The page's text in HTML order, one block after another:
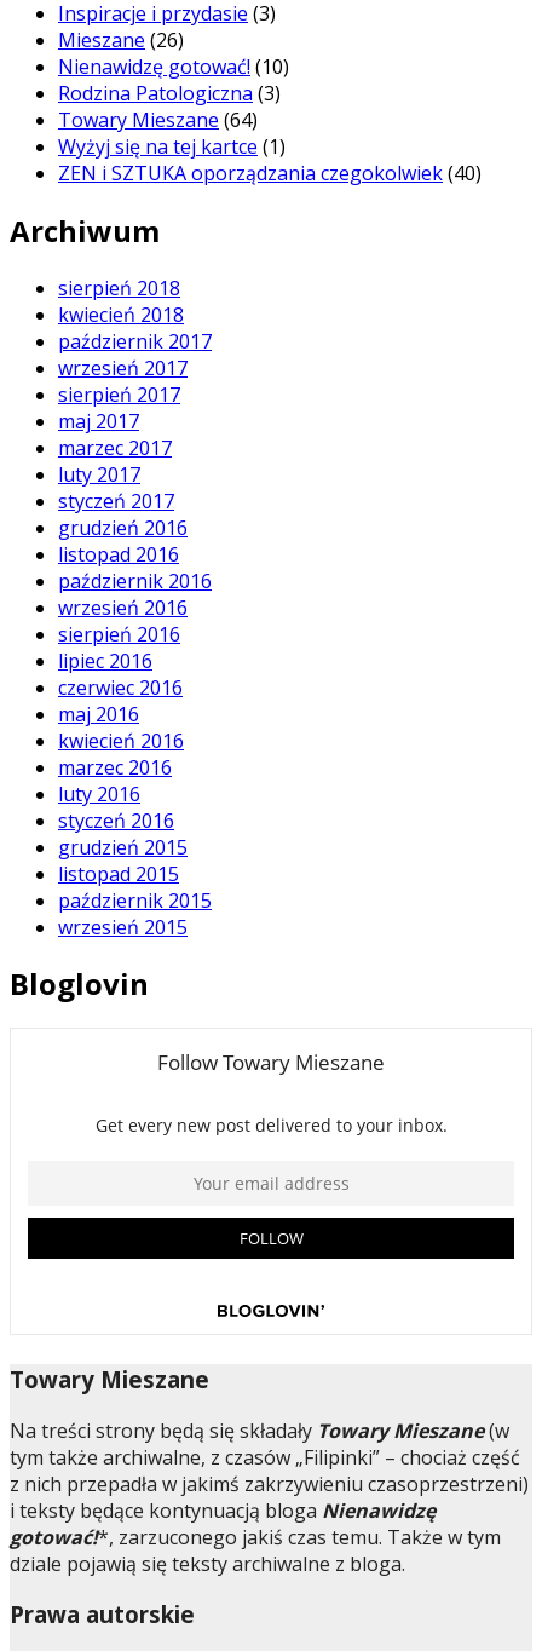
Inspiracje i przydasie (3)
Mieszane (26)
Nienawidzę gotować! (10)
Rodzina Patologiczna (3)
Towary Mieszane (64)
Wyżyj się na tej kartce (1)
ZEN i SZTUKA oporządzania czegokolwiek(40)
Archiwum
sierpień 2018
kwiecień 2018
październik 2017
wrzesień 2017
sierpień 2017
maj 2017
marzec 2017
luty 2017
styczeń 2017
grudzień 2016
listopad 2016
październik 2016
wrzesień 2016
sierpień 2016
lipiec 2016
czerwiec 2016
maj 2016
kwiecień 2016
marzec 2016
luty 2016
styczeń 2016
grudzień 2015
listopad 2015
październik 2015
wrzesień 2015
Bloglovin
Towary Mieszane
Na treści strony będą się składały Towary Mieszane(w
tym także archiwalne, z czasów „Filipinki” – chociaż część
z nich przepadła w jakimś zakrzywieniu czasoprzestrzeni)
i teksty będące kontynuacją bloga Nienawidzę
gotować!*, zarzuconego jakiś czas temu. Także w tym
dziale pojawią się teksty archiwalne z bloga.
Prawa autorskie